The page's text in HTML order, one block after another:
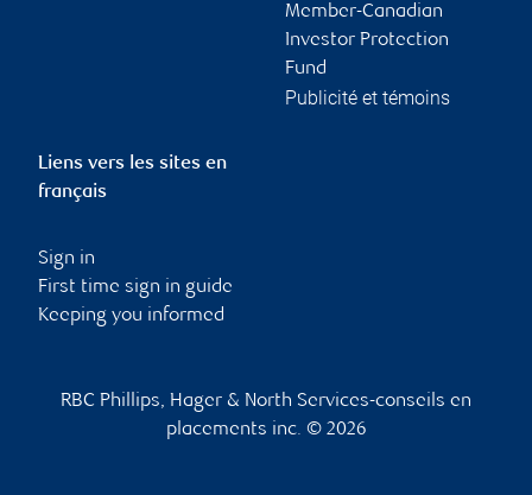
Member-Canadian
Investor Protection
Fund
Publicité et témoins
Liens vers les sites en
français
Sign in
First time sign in guide
Keeping you informed
RBC Phillips, Hager & North Services-conseils en
placements inc. © 2026